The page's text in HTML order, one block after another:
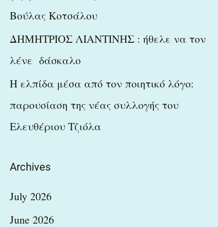
Βούλας Κοτσάλου
ΔΗΜΗΤΡΙΟΣ ΛΙΑΝΤΙΝΗΣ : ήθελε να τον
λένε δάσκαλο
Η ελπίδα μέσα από τον ποιητικό λόγο:
παρουσίαση της νέας συλλογής του
Ελευθέριου Τζιόλα
Archives
July 2026
June 2026